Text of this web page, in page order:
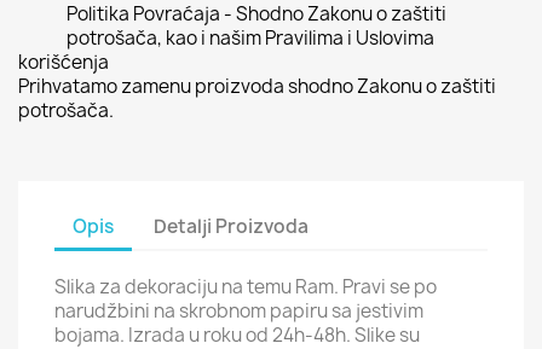
Politika Povraćaja - Shodno Zakonu o zaštiti
potrošača, kao i našim Pravilima i Uslovima
korišćenja
Prihvatamo zamenu proizvoda shodno Zakonu o zaštiti
potrošača.
Opis Detalji Proizvoda
Slika za dekoraciju na temu Ram. Pravi se po
narudžbini na skrobnom papiru sa jestivim
bojama. Izrada u roku od 24h-48h. Slike su